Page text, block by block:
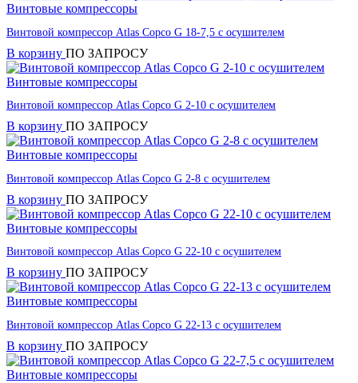
Винтовые компрессоры
Винтовой компрессор Atlas Copco G 18-7,5 с осушителем
В корзину ПО ЗАПРОСУ
Винтовые компрессоры
Винтовой компрессор Atlas Copco G 2-10 с осушителем
В корзину ПО ЗАПРОСУ
Винтовые компрессоры
Винтовой компрессор Atlas Copco G 2-8 с осушителем
В корзину ПО ЗАПРОСУ
Винтовые компрессоры
Винтовой компрессор Atlas Copco G 22-10 с осушителем
В корзину ПО ЗАПРОСУ
Винтовые компрессоры
Винтовой компрессор Atlas Copco G 22-13 с осушителем
В корзину ПО ЗАПРОСУ
Винтовые компрессоры